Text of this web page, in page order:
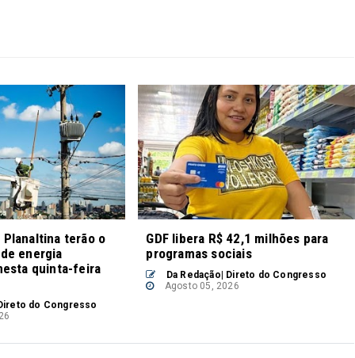
Planaltina terão o
energia
quinta-feira
do Congresso
GDF libera R$ 42,1 milhões para
programas sociais
Da Redação| Direto do Congresso
Agosto 05, 2026